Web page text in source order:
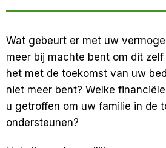
Wat gebeurt er met uw
meer bij machte bent om dit
het met de toekomst van uw
niet meer bent? Welke
u getroffen om uw familie in de
ondersteunen?